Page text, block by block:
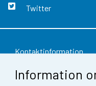
Information
Twitter
Kontaktinformation
Respons